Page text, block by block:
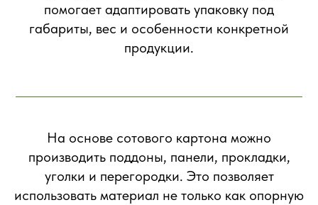
помогает адаптировать упаковку под
габариты, вес и особенности конкретной
продукции.
На основе сотового картона можно
производить поддоны, панели, прокладки,
уголки и перегородки. Это позволяет
использовать материал не только как опорную